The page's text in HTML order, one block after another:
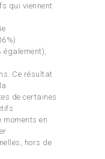
qui viennent
Ce résultat
de certaines
en
hors de